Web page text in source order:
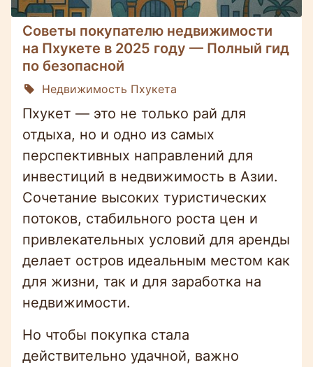
Советы покупателю недвижимости
на Пхукете в 2025 году — Полный гид
по безопасной
Недвижимость Пхукета
Пхукет — это не только рай для
отдыха, но и одно из самых
перспективных направлений для
инвестиций в недвижимость в Азии.
Сочетание высоких туристических
потоков, стабильного роста цен и
привлекательных условий для аренды
делает остров идеальным местом как
для жизни, так и для заработка на
недвижимости.
Но чтобы покупка стала
действительно удачной, важно